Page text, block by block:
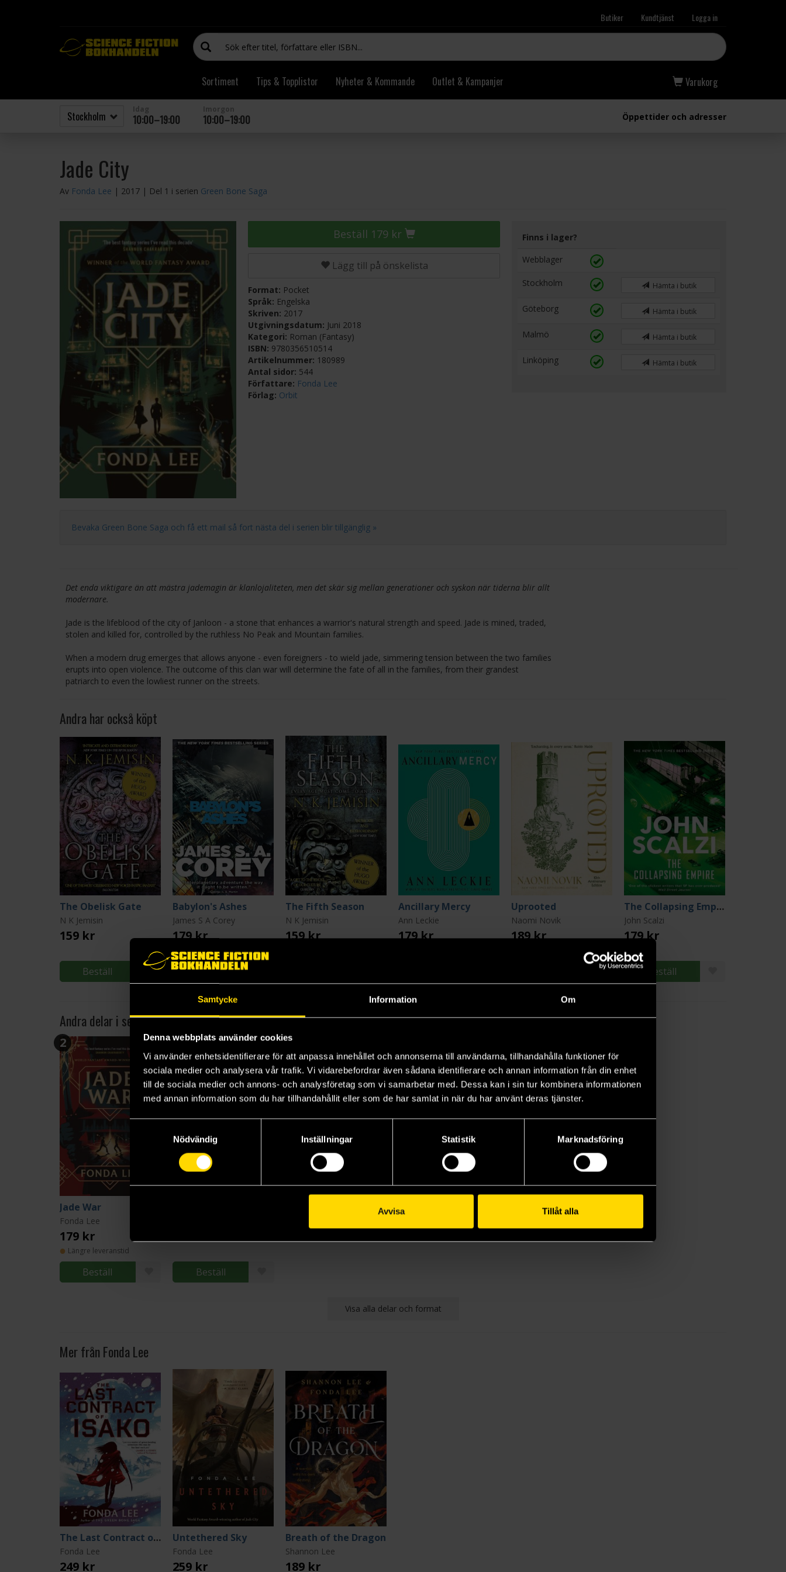
Samtycke Information Om
Denna webbplats använder cookies
Vi använder enhetsidentifierare för att anpassa innehållet och annonserna till användarna, tillhandahålla funktioner för
sociala medier och analysera vår trafik. Vi vidarebefordrar även sådana identifierare och annan information från din enhet
till de sociala medier och annons- och analysföretag som vi samarbetar med. Dessa kan i sin tur kombinera informationen
med annan information som du har tillhandahållit eller som de har samlat in när du har använt deras tjänster.
Nödvändig
Inställningar Statistik Marknadsföring
Avvisa Tillåt alla
Butiker Kundtjänst Logga in
Sortiment Tips & Topplistor Nyheter & Kommande Outlet & Kampanjer Varukorg
10:00–19:00 10:00–19:00 Öppettider och adresser
Jade City
Av Fonda Lee | 2017 | Del 1 i serien Green Bone Saga
Beställ 179 kr
Lägg till på önskelista
Format: Pocket
Språk: Engelska
Skriven: 2017
Utgivningsdatum: Juni 2018
Kategori: Roman (Fantasy)
ISBN: 9780356510514
Artikelnummer: 180989
Antal sidor: 544
Författare: Fonda Lee
Förlag: Orbit
Finns i lager?
Webblager
Stockholm Hämta i butik
Göteborg Hämta i butik
Malmö Hämta i butik
Linköping Hämta i butik
Bevaka Green Bone Saga och få ett mail så fort nästa del i serien blir tillgänglig »
Det enda viktigare än att mästra jademagin är klanlojaliteten, men det skär sig mellan generationer och syskon när tiderna blir allt
modernare.
Jade is the lifeblood of the city of Janloon - a stone that enhances a warrior's natural strength and speed. Jade is mined, traded,
stolen and killed for, controlled by the ruthless No Peak and Mountain families.
When a modern drug emerges that allows anyone - even foreigners - to wield jade, simmering tension between the two families
erupts into open violence. The outcome of this clan war will determine the fate of all in the families, from their grandest
patriarch to even the lowliest runner on the streets.
Andra har också köpt
The Obelisk Gate
N K Jemisin
159 kr
Beställ
Babylon's Ashes
James S A Corey
179 kr
Beställ
The Fifth Season
N K Jemisin
159 kr
Ancillary Mercy
Ann Leckie
179 kr
Uprooted
Naomi Novik
189 kr
The Collapsing Empire
John Scalzi
179 kr
Beställ
Andra delar i serien
2
Jade War
Fonda Lee
179 kr
Längre leveranstid
Beställ
3
Beställ
Visa alla delar och format
Mer från Fonda Lee
The Last Contract of Isako
Fonda Lee
249 kr
Untethered Sky
Fonda Lee
259 kr
Breath of the Dragon
Shannon Lee
189 kr